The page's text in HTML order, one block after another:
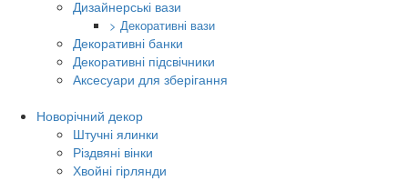
Дизайнерські вази
> Декоративні вази
Декоративні банки
Декоративні підсвічники
Аксесуари для зберігання
Новорічний декор
Штучні ялинки
Різдвяні вінки
Хвойні гірлянди